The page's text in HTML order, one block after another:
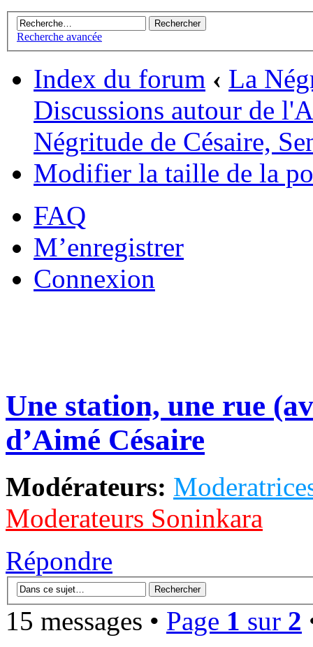
Recherche avancée
Index du forum ‹ La
Discussions autour de
Négritude de Césaire,
Modifier la taille de la
FAQ
M’enregistrer
Connexion
Une station, une rue
d’Aimé Césaire
Modérateurs:
Moderateurs Soninkara
Répondre
15 messages • Page 1 sur 2